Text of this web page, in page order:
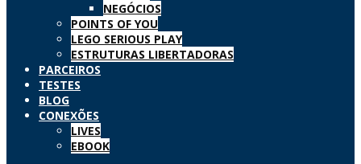
NEGÓCIOS
POINTS OF YOU
LEGO SERIOUS PLAY
ESTRUTURAS LIBERTADORAS
PARCEIROS
TESTES
BLOG
CONEXÕES
LIVES
EBOOK